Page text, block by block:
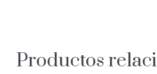
Productos